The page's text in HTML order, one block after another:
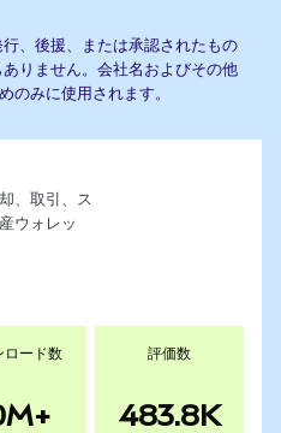
、後援、または承認されたもの
りません。会社名およびその他
のみに使用されます。
、取引、ス
ウォレッ
ロード数 評価数
483.8K